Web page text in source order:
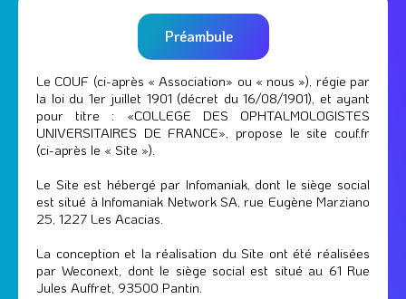
Préambule
Le COUF (ci-après « Association» ou « nous »), régie par
la loi du 1er juillet 1901 (décret du 16/08/1901), et ayant
pour titre : «COLLEGE DES OPHTALMOLOGISTES
UNIVERSITAIRES DE FRANCE», propose le site couf.fr
(ci-après le « Site »).
Le Site est hébergé par Infomaniak, dont le siège social
est situé à Infomaniak Network SA, rue Eugène Marziano
25, 1227 Les Acacias.
La conception et la réalisation du Site ont été réalisées
par Weconext, dont le siège social est situé au 61 Rue
Jules Auffret, 93500 Pantin.